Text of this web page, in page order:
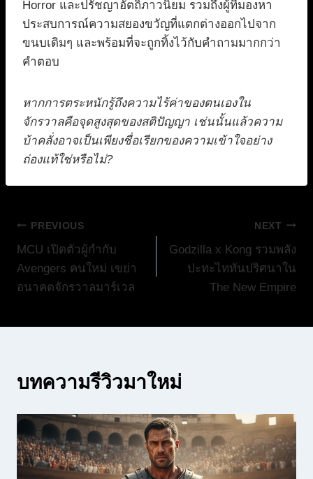
Horror และปรัชญาอัตถิภาวนิยม รวมถึงผู้ที่มองหา
ประสบการณ์ความสยองขวัญที่แตกต่างออกไปจาก
ขนบเดิมๆ และพร้อมที่จะถูกทิ้งไว้กับคำถามมากกว่า
คำตอบ
หากการตระหนักรู้ถึงความไร้ค่าของตนเองใน
จักรวาลคือจุดสูงสุดของสติปัญญา เช่นนั้นแล้วความ
บ้าคลั่งอาจเป็นเพียงชื่อเรียกของความเข้าใจอย่าง
ถ่องแท้ใช่หรือไม่?
แนะแนว
เรื่อง
PREVIOUS
MCU เปิดตัวผู้กำกับ
Avengers คนใหม่ เขย่า
อนาคตจักรวาลมาร์เวล
NEXT
Godzilla x Kong รวมพลัง
ปะทะไททันปริศนาใน
The New Empire
บทความรีวิวมาใหม่